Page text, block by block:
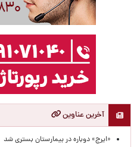
آخرین عناوین
«ایرج» دوباره در بیمارستان بستری شد